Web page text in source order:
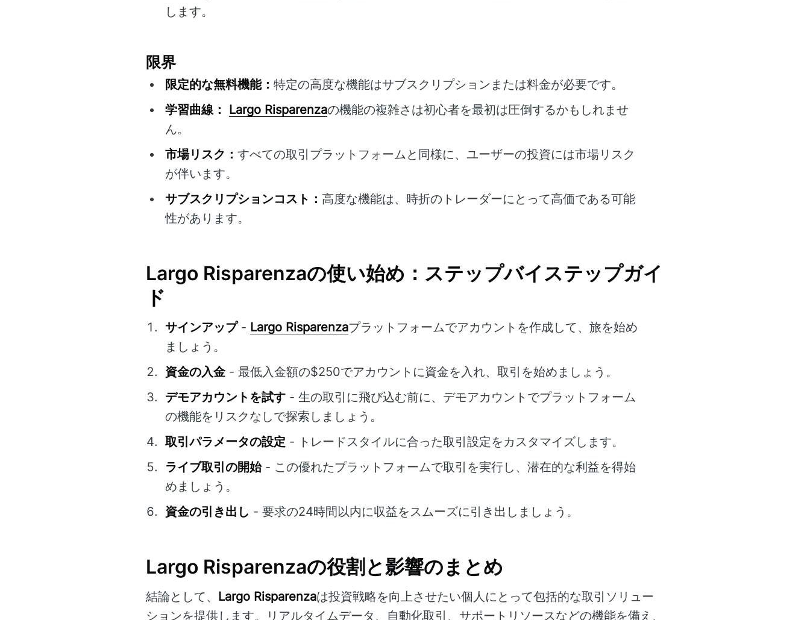
します。
限界
限定的な無料機能： 特定の高度な機能はサブスクリプションまたは料金が必要です。
学習曲線：
Largo Risparenzaの機能の複雑さは初心者を最初は圧倒するかもしれませ
ん。
市場リスク： すべての取引プラットフォームと同様に、ユーザーの投資には市場リスク
が伴います。
サブスクリプションコスト： 高度な機能は、時折のトレーダーにとって高価である可能
性があります。
Largo Risparenzaの使い始め：ステップバイステップガイ
ド
サインアップ- Largo Risparenzaプラットフォームでアカウントを作成して、旅を始め
ましょう。
資金の入金- 最低入金額の$250でアカウントに資金を入れ、取引を始めましょう。
デモアカウントを試す - 生の取引に飛び込む前に、デモアカウントでプラットフォーム
の機能をリスクなしで探索しましょう。
取引パラメータの設定 - トレードスタイルに合った取引設定をカスタマイズします。
ライブ取引の開始- この優れたプラットフォームで取引を実行し、潜在的な利益を得始
めましょう。
資金の引き出し - 要求の24時間以内に収益をスムーズに引き出しましょう。
Largo Risparenzaの役割と影響のまとめ
結論として、 Largo Risparenzaは投資戦略を向上させたい個人にとって包括的な取引ソリュー
ションを提供します。リアルタイムデータ、自動化取引、サポートリソースなどの機能を備え、